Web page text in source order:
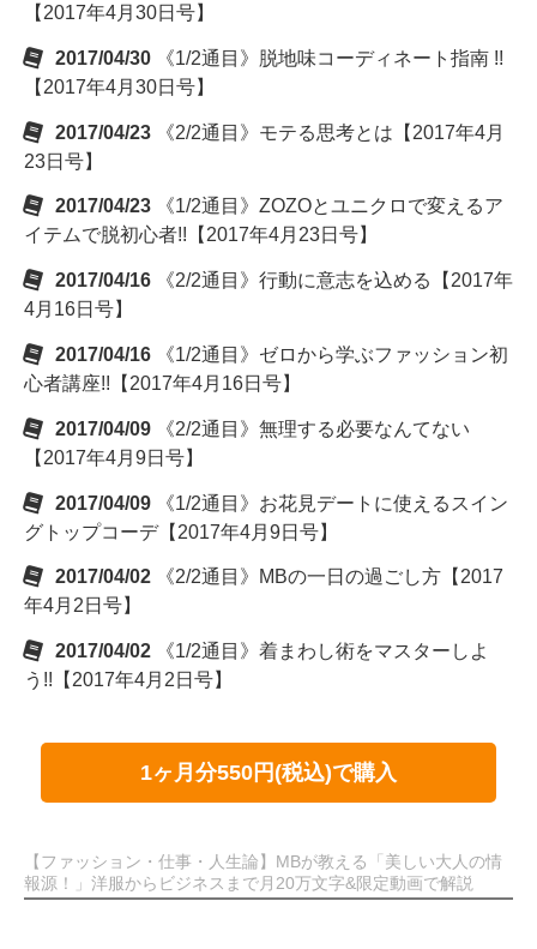
【2017年4月30日号】
2017/04/30
《1/2通目》脱地味コーディネート指南 !!
【2017年4月30日号】
2017/04/23
《2/2通目》モテる思考とは【2017年4月
23日号】
2017/04/23
《1/2通目》ZOZOとユニクロで変えるア
イテムで脱初心者!!【2017年4月23日号】
2017/04/16
《2/2通目》行動に意志を込める【2017年
4月16日号】
2017/04/16
《1/2通目》ゼロから学ぶファッション初
心者講座!!【2017年4月16日号】
2017/04/09
《2/2通目》無理する必要なんてない
【2017年4月9日号】
2017/04/09
《1/2通目》お花見デートに使えるスイン
グトップコーデ【2017年4月9日号】
2017/04/02
《2/2通目》MBの一日の過ごし方【2017
年4月2日号】
2017/04/02
《1/2通目》着まわし術をマスターしよ
う!!【2017年4月2日号】
1ヶ月分550円(税込)で購入
【ファッション・仕事・人生論】MBが教える「美しい大人の情
報源！」洋服からビジネスまで月20万文字&限定動画で解説